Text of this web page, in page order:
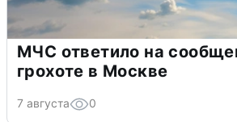
МЧС ответило на
грохоте в Москве
7 августа 0